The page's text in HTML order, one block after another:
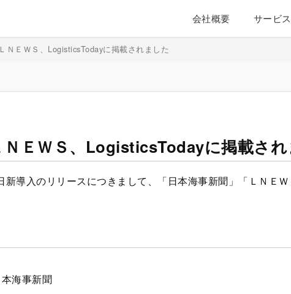
会社概要 サービス
ＮＥＷＳ、LogisticsTodayに掲載されました
ＮＥＷＳ、LogisticsTodayに掲載さ
新導入のリリースにつきまして、「日本海事新聞」「ＬＮＥ
本海事新聞